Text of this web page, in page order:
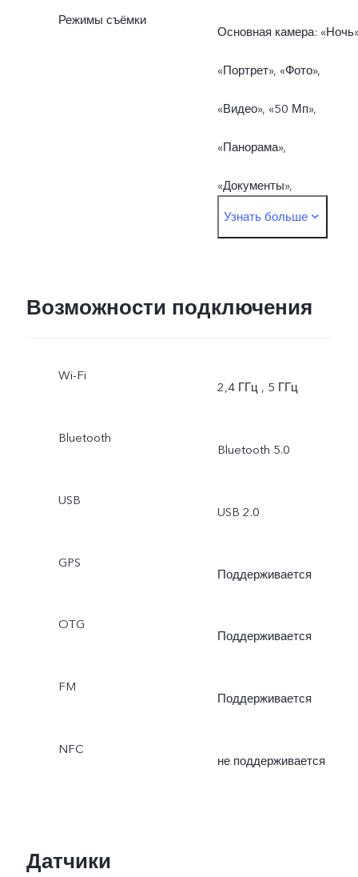
Режимы съёмки
Основная камера:
«Портрет», «Фото»,
«Видео», «50 Мп»,
«Панорама»,
«Документы»,
«Замедленная съемка»,
«Режим Pro», «Живое
«Фото», «Видео», «Живое
Узнать больше
Возможности подключения
Wi-Fi
2,4 ГГц , 5 ГГц
Bluetooth
Bluetooth 5.0
USB
USB 2.0
GPS
Поддерживается
OTG
Поддерживается
FM
Поддерживается
NFC
не поддерживается
Датчики